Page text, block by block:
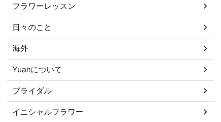
フラワーレッスン
日々のこと
海外
Yuanについて
ブライダル
イニシャルフラワー